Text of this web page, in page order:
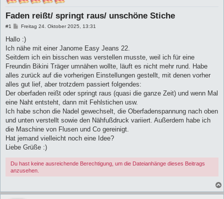
Faden reißt/ springt raus/ unschöne Stiche
#1
B
i
r
a
Freitag 24. Oktober 2025, 13:31
Hallo :)
Ich nähe mit einer Janome Easy Jeans 22.
Seitdem ich ein bisschen was verstellen musste, weil ich für eine
Freundin Bikini Träger umnähen wollte, läuft es nicht mehr rund. Habe
alles zurück auf die vorherigen Einstellungen gestellt, mit denen vorher
alles gut lief, aber trotzdem passiert folgendes:
Der oberfaden reißt oder springt raus (quasi die ganze Zeit) und wenn Mal
eine Naht entsteht, dann mit Fehlstichen usw.
Ich habe schon die Nadel gewechselt, die Oberfadenspannung nach oben
und unten verstellt sowie den Nähfußdruck variiert. Außerdem habe ich
die Maschine von Flusen und Co gereinigt.
Hat jemand vielleicht noch eine Idee?
Liebe Grüße :)
Du hast keine ausreichende Berechtigung, um die Dateianhänge dieses Beitrags
anzusehen.